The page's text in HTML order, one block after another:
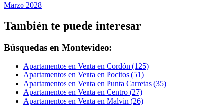
Marzo 2028
También te puede interesar
Búsquedas en Montevideo:
Apartamentos en Venta en Cordón (125)
Apartamentos en Venta en Pocitos (51)
Apartamentos en Venta en Punta Carretas (35)
Apartamentos en Venta en Centro (27)
Apartamentos en Venta en Malvin (26)